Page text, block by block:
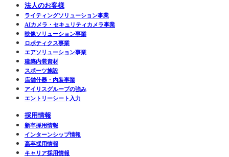
法人のお客様
ライティングソリューション事業
AIカメラ・セキュリティカメラ事業
映像ソリューション事業
ロボティクス事業
エアソリューション事業
建築内装資材
スポーツ施設
店舗什器・内装事業
アイリスグループの強み
エントリーシート入力
採用情報
新卒採用情報
インターンシップ情報
高卒採用情報
キャリア採用情報